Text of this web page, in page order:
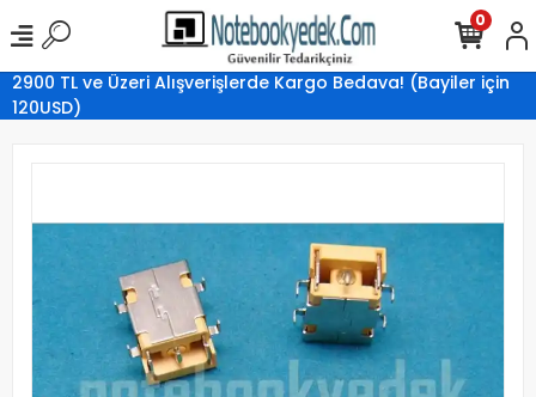
2900 TL ve Üzeri Alışverişlerde Kargo Bedava! (Bayiler için
120USD)
0